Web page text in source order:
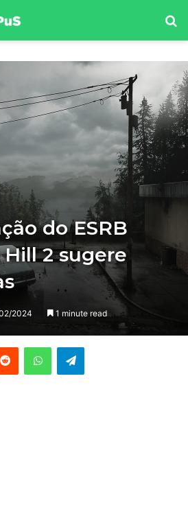
do ESRB
2 sugere
2024 1 minute read
Reddit WhatsAppTelegram